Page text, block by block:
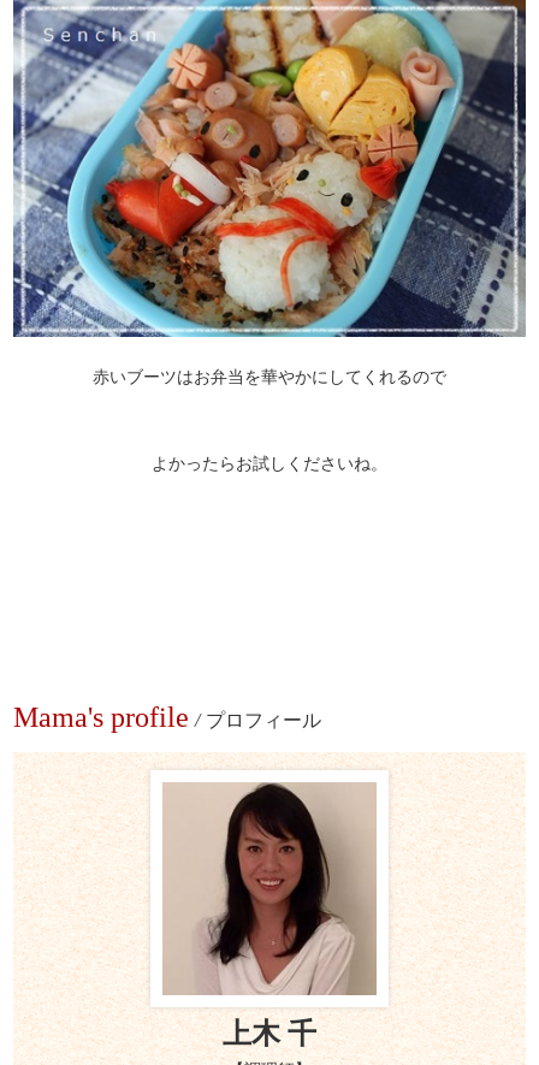
赤いブーツはお弁当を華やかにしてくれるので
よかったらお試しくださいね。
Mama's profile / プロフィール
上木 千